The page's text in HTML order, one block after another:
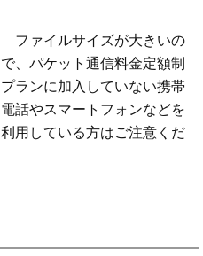
ファイルサイズが大きいの
で、パケット通信料金定額制
プランに加入していない携帯
電話やスマートフォンなどを
利用している方はご注意くだ